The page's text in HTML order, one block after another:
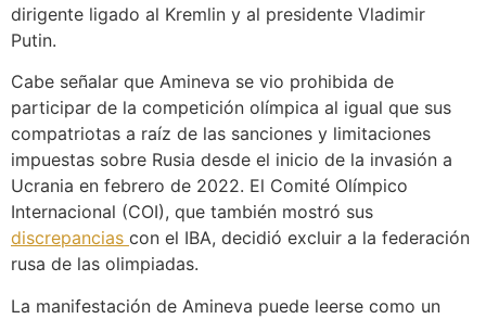
dirigente ligado al Kremlin y al presidente Vladimir
Putin.
Cabe señalar que Amineva se vio prohibida de
participar de la competición olímpica al igual que sus
compatriotas a raíz de las sanciones y limitaciones
impuestas sobre Rusia desde el inicio de la invasión a
Ucrania en febrero de 2022. El Comité Olímpico
Internacional (COI), que también mostró sus
discrepancias con el IBA, decidió excluir a la federación
rusa de las olimpiadas.
La manifestación de Amineva puede leerse como un